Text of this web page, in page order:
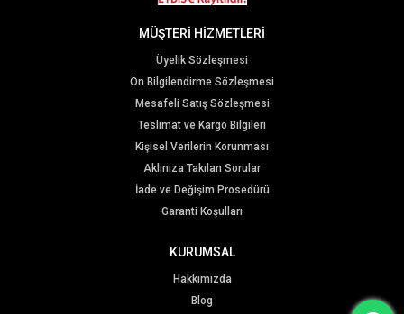
MÜŞTERİ HİZMETLERİ
Üyelik Sözleşmesi
Ön Bilgilendirme Sözleşmesi
Mesafeli Satış Sözleşmesi
Teslimat ve Kargo Bilgileri
Kişisel Verilerin Korunması
Aklınıza Takılan Sorular
İade ve Değişim Prosedürü
Garanti Koşulları
KURUMSAL
Hakkımızda
Blog